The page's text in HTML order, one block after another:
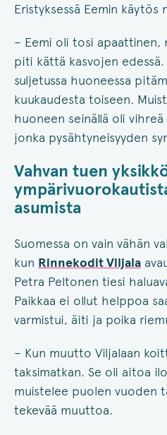
Eristyksessä Eemin käytös
– Eemi oli tosi apaattinen,
piti kättä kasvojen edessä.
suljetussa huoneessa
kuukaudesta toiseen.
huoneen seinällä oli
jonka pysähtyneisyyden
Vahvan tuen
asumista
Suomessa on vain vähän
kun Rinnekodit Viljala
Petra Peltonen tiesi
Paikkaa ei ollut helppoa
varmistui, äiti ja poika
– Kun muutto Viljalaan
taksimatkan. Se oli aitoa
muistelee puolen vuoden
tekevää muuttoa.